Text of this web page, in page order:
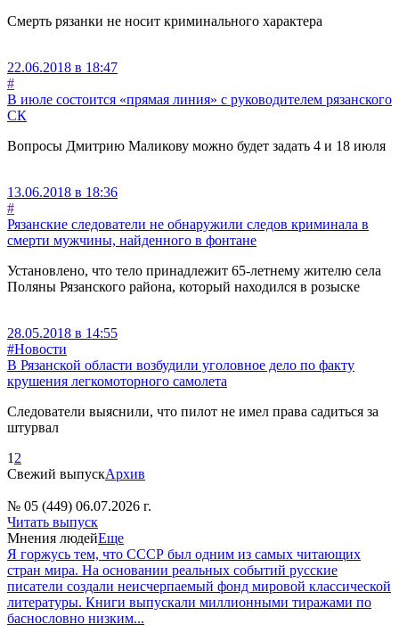
Смерть рязанки не носит криминального характера
22.06.2018 в 18:47
#
В июле состоится «прямая линия» с руководителем рязанского
СК
Вопросы Дмитрию Маликову можно будет задать 4 и 18 июля
13.06.2018 в 18:36
#
Рязанские следователи не обнаружили следов криминала в
смерти мужчины, найденного в фонтане
Установлено, что тело принадлежит 65-летнему жителю села
Поляны Рязанского района, который находился в розыске
28.05.2018 в 14:55
#Новости
В Рязанской области возбудили уголовное дело по факту
крушения легкомоторного самолета
Следователи выяснили, что пилот не имел права садиться за
штурвал
1 2
Свежий выпускАрхив
№ 05 (449) 06.07.2026 г.
Читать выпуск
Мнения людейЕще
Я горжусь тем, что СССР был одним из самых читающих
стран мира. На основании реальных событий русские
писатели создали неисчерпаемый фонд мировой классической
литературы. Книги выпускали миллионными тиражами по
баснословно низким...